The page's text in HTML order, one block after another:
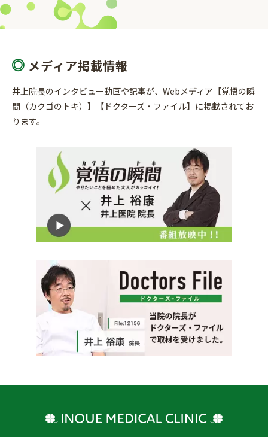
メディア掲載情報
井上院長のインタビュー動画や記事が、Webメディア【覚悟の瞬
間（カクゴのトキ）】【ドクターズ・ファイル】に掲載されてお
ります。